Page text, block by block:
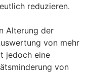
reduzieren.
Alterung der
von mehr
jedoch eine
von